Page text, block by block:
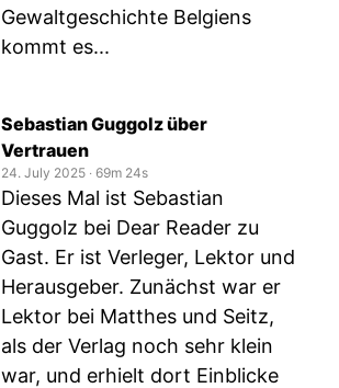
Gewaltgeschichte Belgiens
kommt es...
Sebastian Guggolz über
Vertrauen
24. July 2025 ‧ 69m 24s
Dieses Mal ist Sebastian
Guggolz bei Dear Reader zu
Gast. Er ist Verleger, Lektor und
Herausgeber. Zunächst war er
Lektor bei Matthes und Seitz,
als der Verlag noch sehr klein
war, und erhielt dort Einblicke